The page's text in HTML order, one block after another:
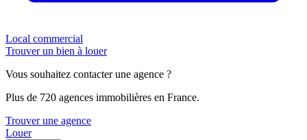
Local commercial
Trouver un bien à louer
Vous souhaitez contacter une agence ?
Plus de 720 agences immobilières en France.
Trouver une agence
Louer